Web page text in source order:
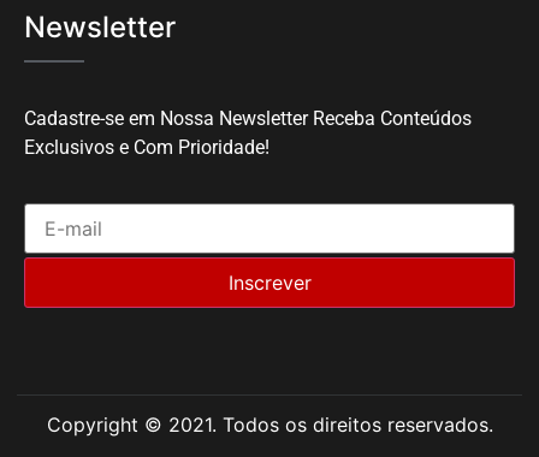
Newsletter
Cadastre-se em Nossa Newsletter Receba Conteúdos
Exclusivos e Com Prioridade!
Copyright © 2021. Todos os direitos reservados.